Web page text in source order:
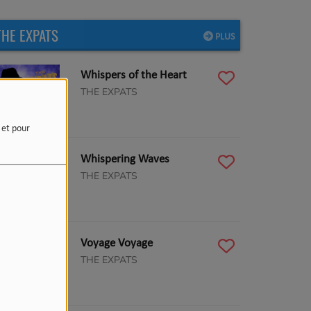
et pour
PLUS
EXPATS
Whispers of the Heart
THE EXPATS
Whispering Waves
THE EXPATS
Voyage Voyage
THE EXPATS